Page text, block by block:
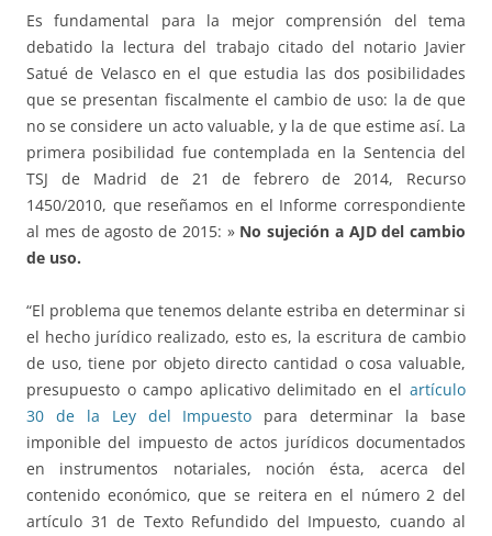
Es fundamental para la mejor comprensión del tema
debatido la lectura del trabajo citado del notario Javier
Satué de Velasco en el que estudia las dos posibilidades
que se presentan fiscalmente el cambio de uso: la de que
no se considere un acto valuable, y la de que estime así. La
primera posibilidad fue contemplada en la Sentencia del
TSJ de Madrid de 21 de febrero de 2014, Recurso
1450/2010, que reseñamos en el Informe correspondiente
al mes de agosto de 2015: » No sujeción a AJD del cambio
de uso.
“El problema que tenemos delante estriba en determinar si
el hecho jurídico realizado, esto es, la escritura de cambio
de uso, tiene por objeto directo cantidad o cosa valuable,
presupuesto o campo aplicativo delimitado en el artículo
30 de la Ley del Impuesto para determinar la base
imponible del impuesto de actos jurídicos documentados
en instrumentos notariales, noción ésta, acerca del
contenido económico, que se reitera en el número 2 del
artículo 31 de Texto Refundido del Impuesto, cuando al